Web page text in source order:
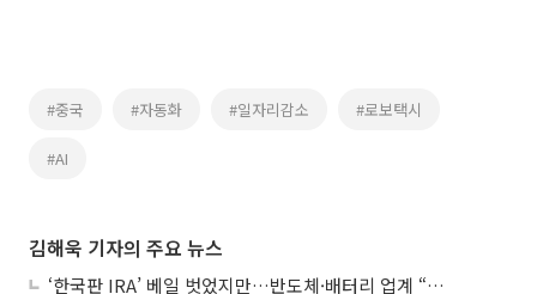
#중국 #자동화 #일자리감소 #로보택시
#AI
김해욱 기자의 주요 뉴스
‘한국판 IRA’ 베일 벗었지만…반도체·배터리 업계 “시행령이 관건”